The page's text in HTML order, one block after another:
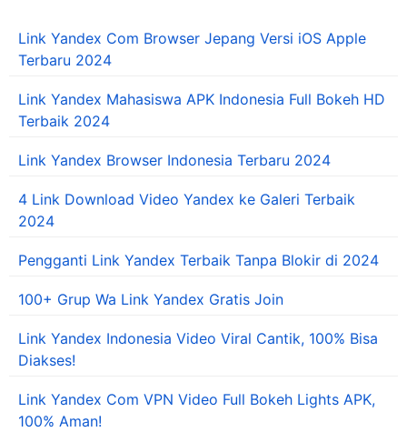
Link Yandex Com Browser Jepang Versi iOS Apple
Terbaru 2024
Link Yandex Mahasiswa APK Indonesia Full Bokeh HD
Terbaik 2024
Link Yandex Browser Indonesia Terbaru 2024
4 Link Download Video Yandex ke Galeri Terbaik
2024
Pengganti Link Yandex Terbaik Tanpa Blokir di 2024
100+ Grup Wa Link Yandex Gratis Join
Link Yandex Indonesia Video Viral Cantik, 100% Bisa
Diakses!
Link Yandex Com VPN Video Full Bokeh Lights APK,
100% Aman!